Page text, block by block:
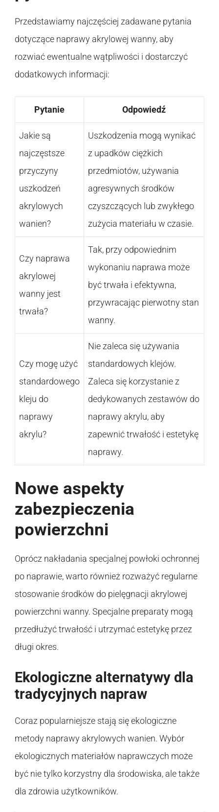
Przedstawiamy najczęściej zadawane pytania
dotyczące naprawy akrylowej wanny, aby
rozwiać ewentualne wątpliwości i dostarczyć
dodatkowych informacji:
Pytanie Odpowiedź
Jakie są
najczęstsze
przyczyny
uszkodzeń
akrylowych
wanien?
Uszkodzenia mogą wynikać
z upadków ciężkich
przedmiotów, używania
agresywnych środków
czyszczących lub zwykłego
zużycia materiału w czasie.
Czy naprawa
akrylowej
wanny jest
trwała?
Tak, przy odpowiednim
wykonaniu naprawa może
być trwała i efektywna,
przywracając pierwotny stan
wanny.
Czy mogę użyć
standardowego
kleju do
naprawy
akrylu?
Nie zaleca się używania
standardowych klejów.
Zaleca się korzystanie z
dedykowanych zestawów do
naprawy akrylu, aby
zapewnić trwałość i estetykę
naprawy.
Nowe aspekty
zabezpieczenia
powierzchni
Oprócz nakładania specjalnej powłoki ochronnej
po naprawie, warto również rozważyć regularne
stosowanie środków do pielęgnacji akrylowej
powierzchni wanny. Specjalne preparaty mogą
przedłużyć trwałość i utrzymać estetykę przez
długi okres.
Ekologiczne alternatywy dla
tradycyjnych napraw
Coraz popularniejsze stają się ekologiczne
metody naprawy akrylowych wanien. Wybór
ekologicznych materiałów naprawczych może
być nie tylko korzystny dla środowiska, ale także
dla zdrowia użytkowników.